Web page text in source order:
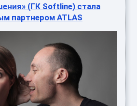
(ГК Softline) стала
партнером ATLAS